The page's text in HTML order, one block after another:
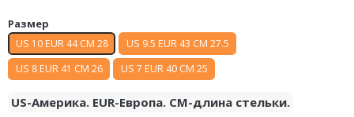
Размер
US 10 EUR 44 CM 28
US 9.5 EUR 43 CM 27.5
US 8 EUR 41 CM 26
US 7 EUR 40 CM 25
US-Америка. EUR-Европа. CM-длина стельки.
Air Jordan 12
Air Jordan 13
Air Jordan 14
Nike Ja
Nike Book
Nike LeBron